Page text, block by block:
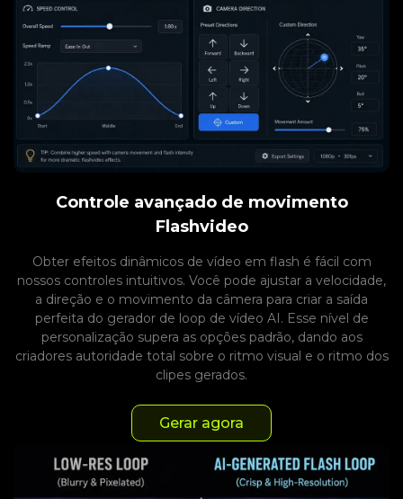
Controle avançado de movimento
Flashvideo
Obter efeitos dinâmicos de vídeo em flash é fácil com
nossos controles intuitivos. Você pode ajustar a velocidade,
a direção e o movimento da câmera para criar a saída
perfeita do gerador de loop de vídeo AI. Esse nível de
personalização supera as opções padrão, dando aos
criadores autoridade total sobre o ritmo visual e o ritmo dos
clipes gerados.
Gerar agora